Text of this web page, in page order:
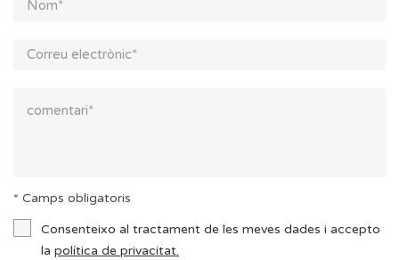
* Camps obligatoris
Consenteixo al tractament de les meves dades i accepto
la política de privacitat.